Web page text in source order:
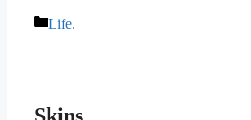
Kategorier
Life.
Skins